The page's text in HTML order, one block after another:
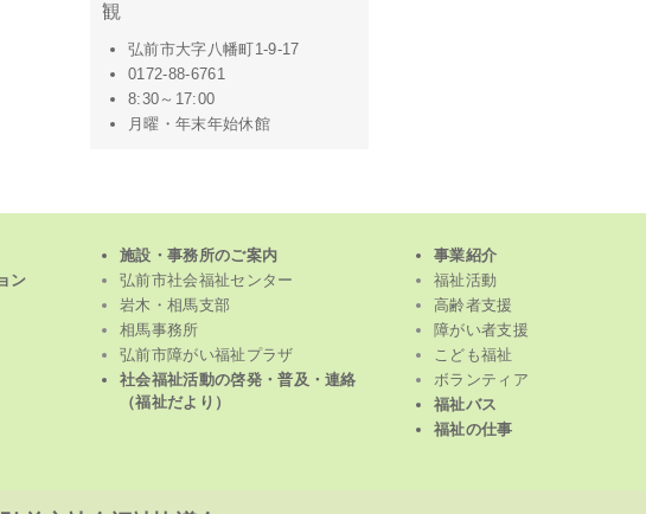
弘前市大字八幡町1-9-17
0172-88-6761
8:30～17:00
月曜・年末年始休館
ン
施設・事務所のご案内
弘前市社会福祉センター
岩木・相馬支部
相馬事務所
弘前市障がい福祉プラザ
社会福祉活動の啓発・普及・連絡
（福祉だより）
事業紹介
福祉活動
高齢者支援
障がい者支援
こども福祉
ボランティア
福祉バス
福祉の仕事